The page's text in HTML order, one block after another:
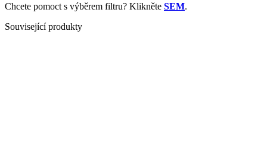
Chcete pomoct s výběrem filtru? Klikněte SEM.
Související produkty